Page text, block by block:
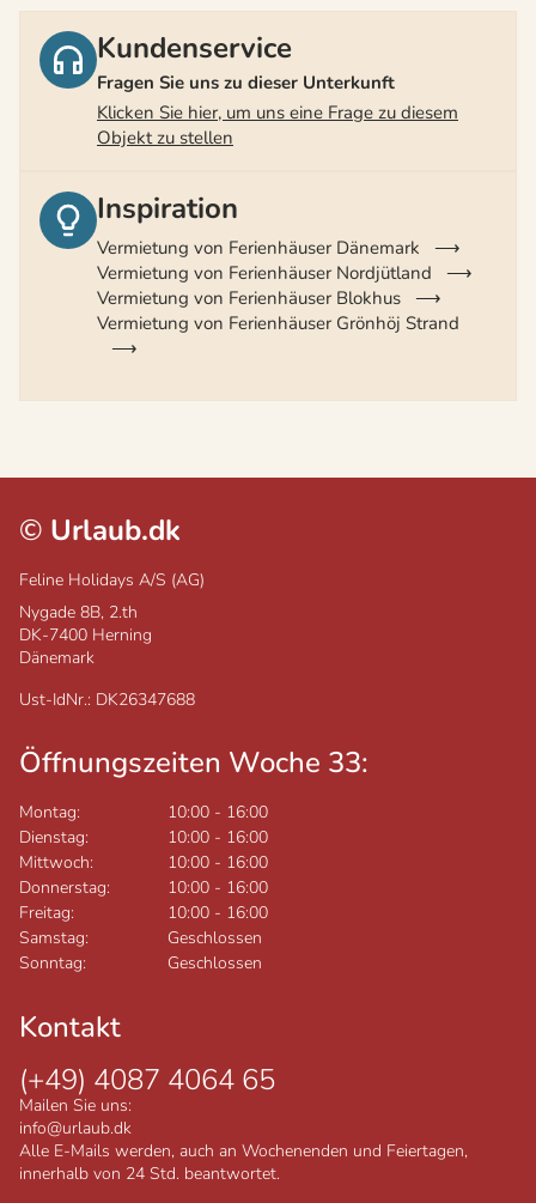
Kundenservice
Fragen Sie uns zu dieser Unterkunft
Klicken Sie hier, um uns eine Frage zu diesem
Objekt zu stellen
Inspiration
Vermietung von Ferienhäuser Dänemark
Vermietung von Ferienhäuser Nordjütland
Vermietung von Ferienhäuser Blokhus
Vermietung von Ferienhäuser Grönhöj Strand
© Urlaub.dk
Feline Holidays A/S (AG)
Nygade 8B, 2.th
DK-7400 Herning
Dänemark
Ust-IdNr.: DK26347688
Öffnungszeiten Woche 33:
Montag: 10:00 - 16:00
Dienstag:
10:00 - 16:00
Mittwoch:
10:00 - 16:00
Donnerstag:
10:00 - 16:00
Freitag:
10:00 - 16:00
Samstag:
Geschlossen
Sonntag:
Geschlossen
Kontakt
(+49) 4087 4064 65
Mailen Sie uns:
info@urlaub.dk
Alle E-Mails werden, auch an Wochenenden und Feiertagen,
innerhalb von 24 Std. beantwortet.